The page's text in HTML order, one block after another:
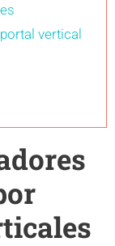
vertical